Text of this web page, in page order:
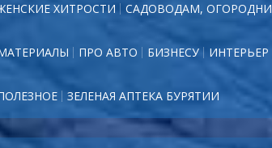
ХИТРОСТИ САДОВОДАМ,
ПРО АВТО БИЗНЕСУ
ЗЕЛЕНАЯ АПТЕКА БУРЯТИИ